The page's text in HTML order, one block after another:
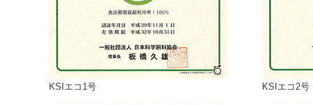
KSIエコ1号 KSIエコ2号